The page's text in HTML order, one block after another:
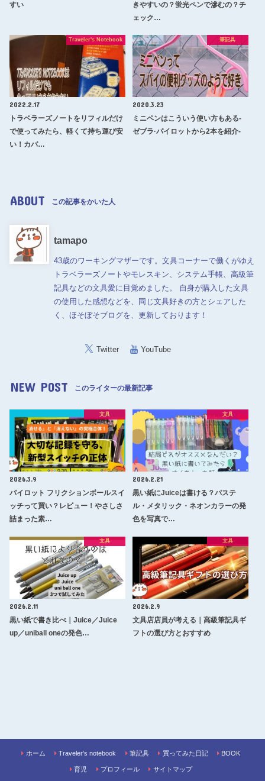
すい
きやすいの？蛍光ペンで滲むの？チ
ェック…
Traveler's Notebook
2022.2.17
トラベラーズノートをリフィルだけ
で使ってみたら、軽くて持ち運び安
い！カバ…
筆記具
2020.3.23
ミニペンはこういう使い方もある-
ゼブラ·パイロットから2本を紹介-
ABOUT この記事をかいた人
tamapo
43歳のワーキングマザーです。文具コーナーで働くがゆえ
トラベラーズノートやモレスキン、システム手帳、高級筆
記具などの文具愛に目覚めました。 自身が購入した文具
の使用した感想などを、同じ文具好きの方とシェアした
く、ほそぼそブログを、更新しております！
Twitter YouTube
NEW POST このライターの最新記事
文具
2026.3.9
パイロット フリクションボールスイ
ッチって買い？レビュー！やさしさ
詰まった素…
文具
2026.2.21
黒い紙にJuiceは書ける？パステ
ル・メタリック・ネオンカラーの発
色を写真で…
文具
2026.2.11
黒い紙で書き比べ｜Juice／Juice
up／uniball oneの発色…
文具
2026.2.9
文具店店員が考える｜高級筆記具ギ
フトの選び方とおすすめ
ホーム Traveler’s notebook 筆記具 買ってみた日記 BOOK
育児 プロフィール サイトマップ